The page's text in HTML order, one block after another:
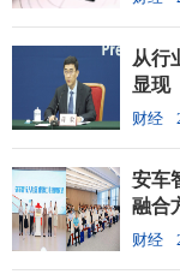
从行
显现
财经
安车
融合
财经